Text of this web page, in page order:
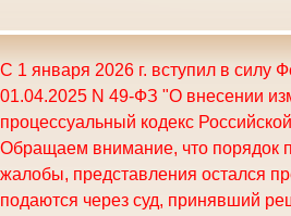
С 1 января 2026 г. вступил в силу
01.04.2025 N 49-ФЗ "О внесении
процессуальный кодекс
Обращаем внимание, что порядок
жалобы, представления остался
подаются через суд, принявший